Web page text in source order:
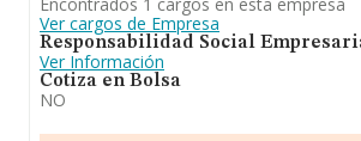
Ver cargos de Empresa
Responsabilidad Social
Ver Información
Cotiza en Bolsa
NO